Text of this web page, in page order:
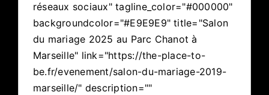
réseaux sociaux" tagline_color="#000000"
backgroundcolor="#E9E9E9" title="Salon
du mariage 2025 au Parc Chanot à
Marseille" link="https://the-place-to-
be.fr/evenement/salon-du-mariage-2019-
marseille/" description=""